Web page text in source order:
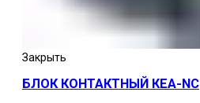
Закрыть
БЛОК КОНТАКТНЫЙ КЕА-NC